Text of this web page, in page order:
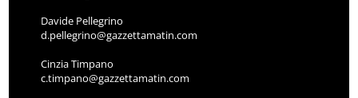
Davide Pellegrino
d.pellegrino@gazzettamatin.com
Cinzia Timpano
c.timpano@gazzettamatin.com